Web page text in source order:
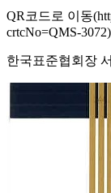
QR코드로 이동
crtcNo=QMS-3072)
한국표준협회장